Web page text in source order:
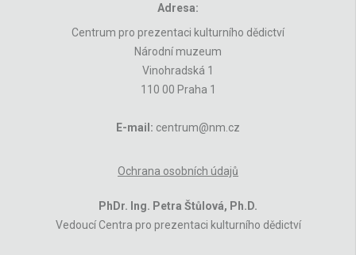
Adresa:
Centrum pro prezentaci kulturního dědictví
Národní muzeum
Vinohradská 1
110 00 Praha 1
E-mail: centrum@nm.cz
Ochrana osobních údajů
PhDr. Ing. Petra Štůlová, Ph.D.
Vedoucí Centra pro prezentaci kulturního dědictví